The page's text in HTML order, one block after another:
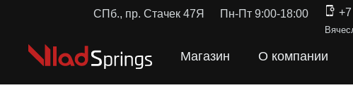
СПб., пр. Стачек 47Я Пн-Пт 9:00-18:00
Магазин О компании